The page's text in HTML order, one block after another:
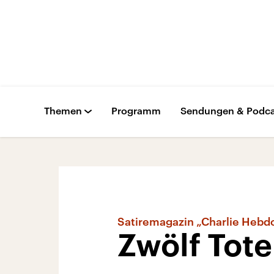
Themen Programm Sendungen &
Satiremagazin „Charlie
Zwölf